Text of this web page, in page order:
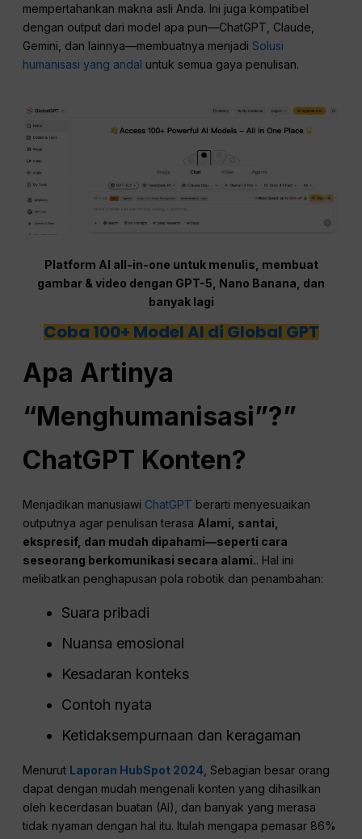
mempertahankan makna asli Anda. Ini juga kompatibel
dengan output dari model apa pun—ChatGPT, Claude,
Gemini, dan lainnya—membuatnya menjadiSolusi
humanisasi yang andal untuk semua gaya penulisan.
Platform AI all-in-one untuk menulis, membuat
gambar & video dengan GPT-5, Nano Banana, dan
banyak lagi
Coba 100+ Model AI di Global GPT
Apa Artinya
“Menghumanisasi”?”
ChatGPT Konten?
Menjadikan manusiawi ChatGPT berarti menyesuaikan
outputnya agar penulisan terasa Alami, santai,
ekspresif, dan mudah dipahami—seperti cara
seseorang berkomunikasi secara alami.. Hal ini
melibatkan penghapusan pola robotik dan penambahan:
Suara pribadi
Nuansa emosional
Kesadaran konteks
Contoh nyata
Ketidaksempurnaan dan keragaman
Menurut Laporan HubSpot 2024, Sebagian besar orang
dapat dengan mudah mengenali konten yang dihasilkan
oleh kecerdasan buatan (AI), dan banyak yang merasa
tidak nyaman dengan hal itu. Itulah mengapa pemasar 86%